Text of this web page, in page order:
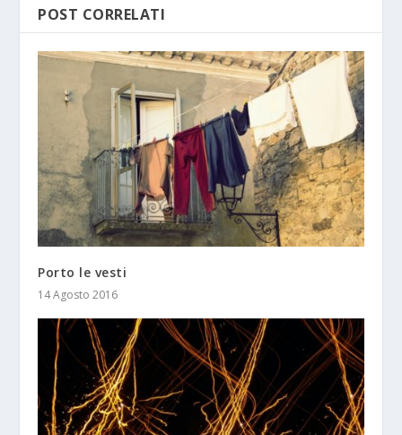
POST CORRELATI
Porto le vesti
14 Agosto 2016